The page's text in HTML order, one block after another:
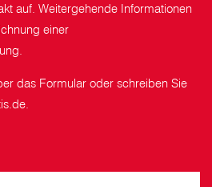
auf. Weitergehende Informationen
einer
das Formular oder schreiben Sie